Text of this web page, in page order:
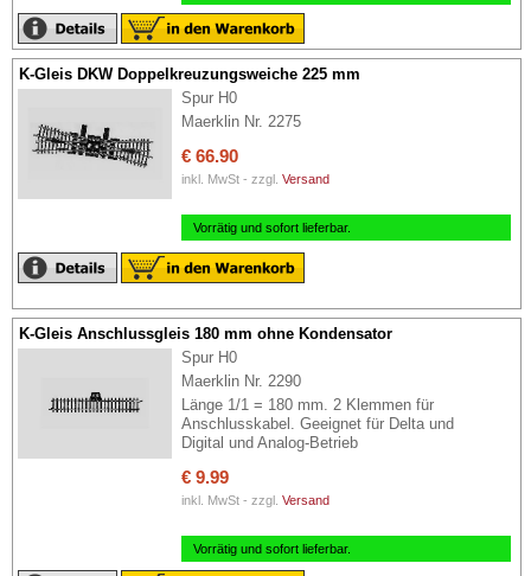
K-Gleis DKW Doppelkreuzungsweiche 225 mm
Spur H0
Maerklin Nr. 2275
€ 66.90
inkl. MwSt - zzgl. Versand
Vorrätig und sofort lieferbar.
K-Gleis Anschlussgleis 180 mm ohne Kondensator
Spur H0
Maerklin Nr. 2290
Länge 1/1 = 180 mm. 2 Klemmen für
Anschlusskabel. Geeignet für Delta und
Digital und Analog-Betrieb
€ 9.99
inkl. MwSt - zzgl. Versand
Vorrätig und sofort lieferbar.